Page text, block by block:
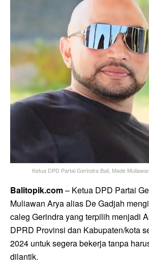
Ketua DPD Partai Gerindra Bali, Made
Balitopik.com– Ketua DPD Partai
Muliawan Arya alias De Gadjah
caleg Gerindra yang terpilih menjadi
DPRD Provinsi dan Kabupaten/kota
2024 untuk segera bekerja tanpa
dilantik.